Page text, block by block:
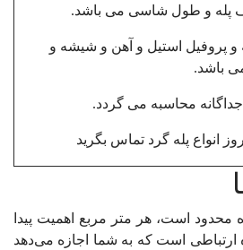
و طول شاسی می باشد.
و پروفیل استیل و آهن و شیشه و
باشد.
محاسبه می گردد.
انواع پله گرد تماس بگرید
محدود است، هر متر مربع اهمیت پیدا
ارتباطی است که به شما اجازه می‌دهد